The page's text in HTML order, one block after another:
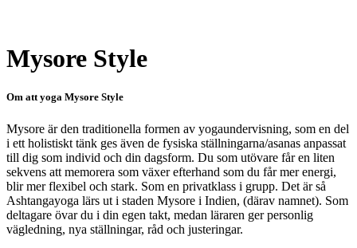
Mysore Style
Om att yoga Mysore Style
Mysore är den traditionella formen av yogaundervisning, som en del
i ett holistiskt tänk ges även de fysiska ställningarna/asanas anpassat
till dig som individ och din dagsform. Du som utövare får en liten
sekvens att memorera som växer efterhand som du får mer energi,
blir mer flexibel och stark. Som en privatklass i grupp. Det är så
Ashtangayoga lärs ut i staden Mysore i Indien, (därav namnet). Som
deltagare övar du i din egen takt, medan läraren ger personlig
vägledning, nya ställningar, råd och justeringar.